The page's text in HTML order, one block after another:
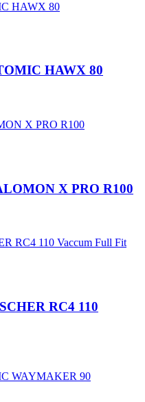
HAWX 80
X PRO R100
RC4 110